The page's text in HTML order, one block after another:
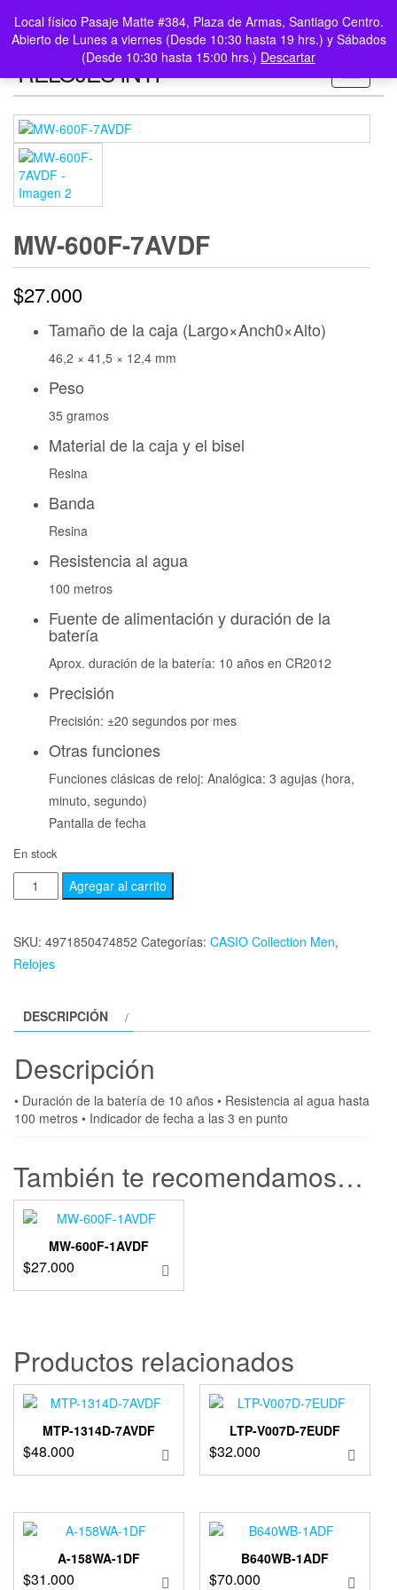
Local físico Pasaje Matte #384, Plaza de Armas, Santiago Centro.
Abierto de Lunes a viernes (Desde 10:30 hasta 19 hrs.) y Sábados
(Desde 10:30 hasta 15:00 hrs.) Descartar
LOGIN /
REGISTER
0
$0
Toggle
RELOJES INTI
MW-600F-7AVDF
$27.000
Tamaño de la caja (Largo×Anch0×Alto)
46,2 × 41,5 × 12,4 mm
Peso
35 gramos
Material de la caja y el bisel
Resina
Banda
Resina
Resistencia al agua
100 metros
Fuente de alimentación y duración de la
batería
Aprox. duración de la batería: 10 años en CR2012
Precisión
Precisión: ±20 segundos por mes
Otras funciones
Funciones clásicas de reloj: Analógica: 3 agujas (hora,
minuto, segundo)
Pantalla de fecha
En stock
Agregar al carrito
SKU: 4971850474852 Categorías: CASIO Collection Men,
Relojes
DESCRIPCIÓN
Descripción
• Duración de la batería de 10 años • Resistencia al agua hasta
100 metros • Indicador de fecha a las 3 en punto
También te recomendamos…
MW-600F-1AVDF
$27.000
Productos relacionados
MTP-1314D-7AVDF
$48.000
LTP-V007D-7EUDF
$32.000
A-158WA-1DF
$31.000
B640WB-1ADF
$70.000